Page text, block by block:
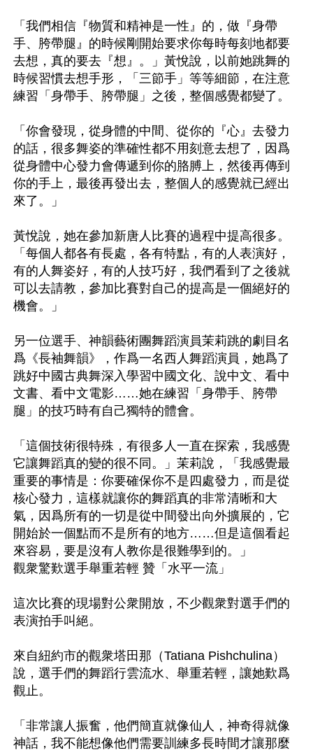
「我們相信『物質和精神是一性』的，做『身帶
手、胯帶腿』的時候剛開始要求你每時每刻地都要
去想，真的要去『想』。」黃悅說，以前她跳舞的
時候習慣去想手形，「三節手」等等細節，在注意
練習「身帶手、胯帶腿」之後，整個感覺都變了。
「你會發現，從身體的中間、從你的『心』去發力
的話，很多舞姿的準確性都不用刻意去想了，因爲
從身體中心發力會傳遞到你的胳膊上，然後再傳到
你的手上，最後再發出去，整個人的感覺就已經出
來了。」
黃悅說，她在參加新唐人比賽的過程中提高很多。
「每個人都各有長處，各有特點，有的人表演好，
有的人舞姿好，有的人技巧好，我們看到了之後就
可以去請教，參加比賽對自己的提高是一個絕好的
機會。」
另一位選手、神韻藝術團舞蹈演員茉莉跳的劇目名
爲《長袖舞韻》，作爲一名西人舞蹈演員，她爲了
跳好中國古典舞深入學習中國文化、說中文、看中
文書、看中文電影……她在練習「身帶手、胯帶
腿」的技巧時有自己獨特的體會。
「這個技術很特殊，有很多人一直在探索，我感覺
它讓舞蹈真的變的很不同。」茉莉說，「我感覺最
重要的事情是：你要確保你不是四處發力，而是從
核心發力，這樣就讓你的舞蹈真的非常清晰和大
氣，因爲所有的一切是從中間發出向外擴展的，它
開始於一個點而不是所有的地方……但是這個看起
來容易，要是沒有人教你是很難學到的。」
觀衆驚歎選手舉重若輕 贊「水平一流」
這次比賽的現場對公衆開放，不少觀衆對選手們的
表演拍手叫絕。
來自紐約市的觀衆塔田那（Tatiana Pishchulina）
說，選手們的舞蹈行雲流水、舉重若輕，讓她歎爲
觀止。
「非常讓人振奮，他們簡直就像仙人，神奇得就像
神話，我不能想像他們需要訓練多長時間才讓那麼